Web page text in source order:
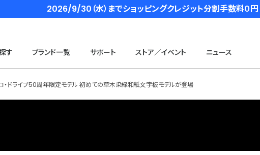
2026/9/30（水）までショッピングクレジット分割手数料０円
す ブランド一覧 サポート ストア／イベント ニュース
・ドライブ50周年限定モデル 初めての草木染緑和紙文字板モデルが登場